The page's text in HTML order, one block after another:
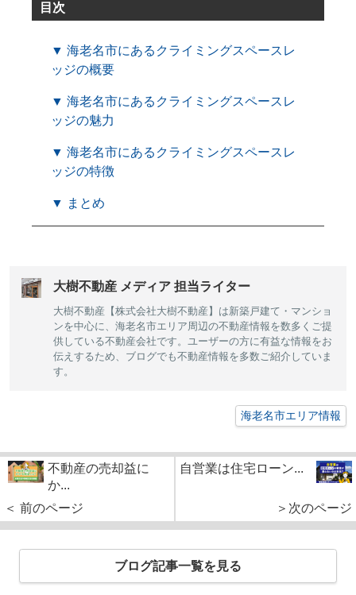
目次
▼ 海老名市にあるクライミングスペースレ
ッジの概要
▼ 海老名市にあるクライミングスペースレ
ッジの魅力
▼ 海老名市にあるクライミングスペースレ
ッジの特徴
▼ まとめ
大樹不動産 メディア 担当ライター
大樹不動産【株式会社大樹不動産】は新築戸建て・マンショ
ンを中心に、海老名市エリア周辺の不動産情報を数多くご提
供している不動産会社です。ユーザーの方に有益な情報をお
伝えするため、ブログでも不動産情報を多数ご紹介していま
す。
海老名市エリア情報
不動産の売却益に
か...
＜ 前のページ
自営業は住宅ローン...
＞次のページ
ブログ記事一覧を見る